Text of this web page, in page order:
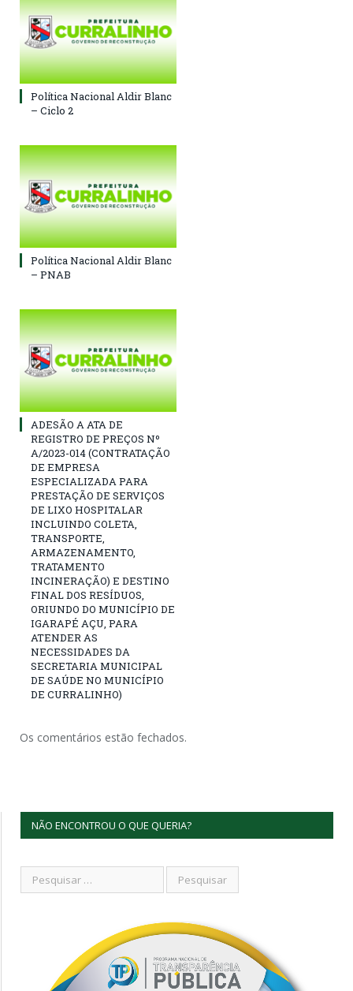
Política Nacional Aldir Blanc
– Ciclo 2
Política Nacional Aldir Blanc
– PNAB
ADESÃO A ATA DE
REGISTRO DE PREÇOS Nº
A/2023-014 (CONTRATAÇÃO
DE EMPRESA
ESPECIALIZADA PARA
PRESTAÇÃO DE SERVIÇOS
DE LIXO HOSPITALAR
INCLUINDO COLETA,
TRANSPORTE,
ARMAZENAMENTO,
TRATAMENTO
INCINERAÇÃO) E DESTINO
FINAL DOS RESÍDUOS,
ORIUNDO DO MUNICÍPIO DE
IGARAPÉ AÇU, PARA
ATENDER AS
NECESSIDADES DA
SECRETARIA MUNICIPAL
DE SAÚDE NO MUNICÍPIO
DE CURRALINHO)
Os comentários estão fechados.
NÃO ENCONTROU O QUE QUERIA?